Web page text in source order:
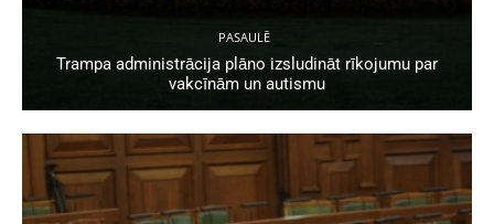
PASAULĒ
Trampa administrācija plāno izsludināt rīkojumu par
vakcīnām un autismu